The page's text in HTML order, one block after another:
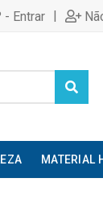
- Entrar |
MATERIAL